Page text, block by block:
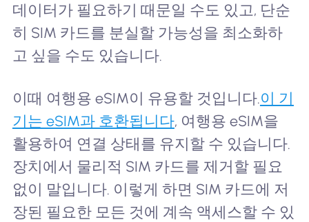
데이터가 필요하기 때문일 수도 있고, 단순
히 SIM 카드를 분실할 가능성을 최소화하
고 싶을 수도 있습니다.
이때 여행용 eSIM이 유용할 것입니다.이 기
기는 eSIM과 호환됩니다, 여행용 eSIM을
활용하여 연결 상태를 유지할 수 있습니다.
장치에서 물리적 SIM 카드를 제거할 필요
없이 말입니다. 이렇게 하면 SIM 카드에 저
장된 필요한 모든 것에 계속 액세스할 수 있